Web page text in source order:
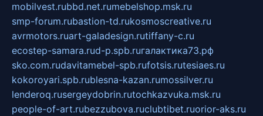
mobilvest.rubbd.net.rumebelshop.msk.ru
smp-forum.rubastion-td.rukosmoscreative.ru
avrmotors.ruart-galadesign.rutiffany-c.ru
ecostep-samara.rud-p.spb.ruгалактика73.рф
sko.com.rudavitamebel-spb.rufotsis.rutesiaes.ru
kokoroyari.spb.rublesna-kazan.rumossilver.ru
lenderoq.rusergeydobrin.rutochkazvuka.msk.ru
people-of-art.rubezzubova.ruclubtibet.ruorior-aks.ru